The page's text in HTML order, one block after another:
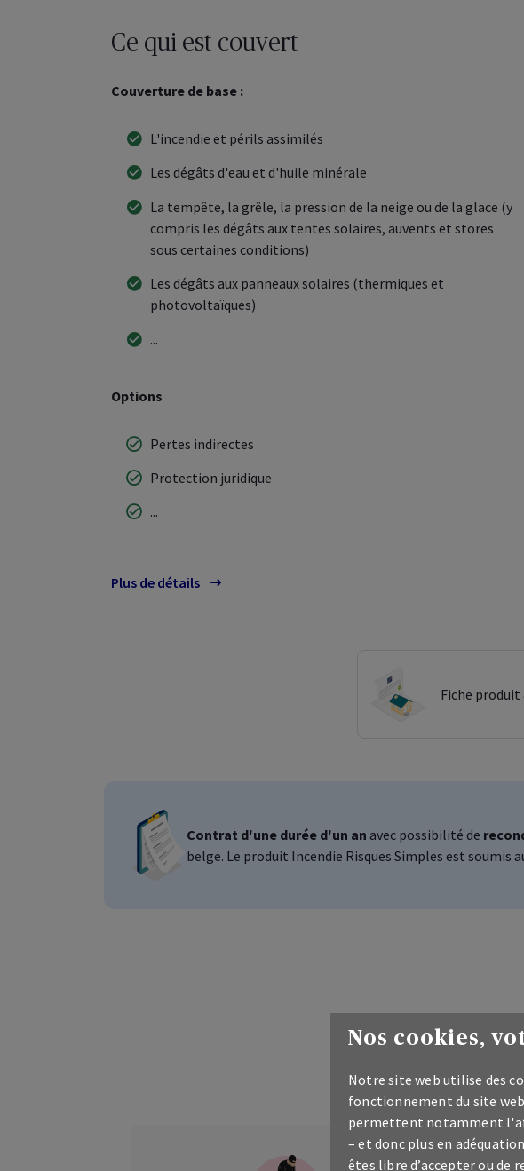
Ce qui est couvert
Couverture de base :
L'incendie et périls assimilés
Les dégâts d'eau et d'huile minérale
La tempête, la grêle, la pression de la neige ou de la glace (y
compris les dégâts aux tentes solaires, auvents et stores
sous certaines conditions)
Les dégâts aux panneaux solaires (thermiques et
photovoltaïques)
...
Options
Pertes indirectes
Protection juridique
...
Plus de détails sur les couvertures
Fiche
Contrat d'une durée d'un an avec possibilité de
belge. Le produit Incendie Risques Simples est soumis
Nos cookies,
Notre site web utilise des
fonctionnement du site
permettent notamment
– et donc plus en
êtes libre d’accepter ou de